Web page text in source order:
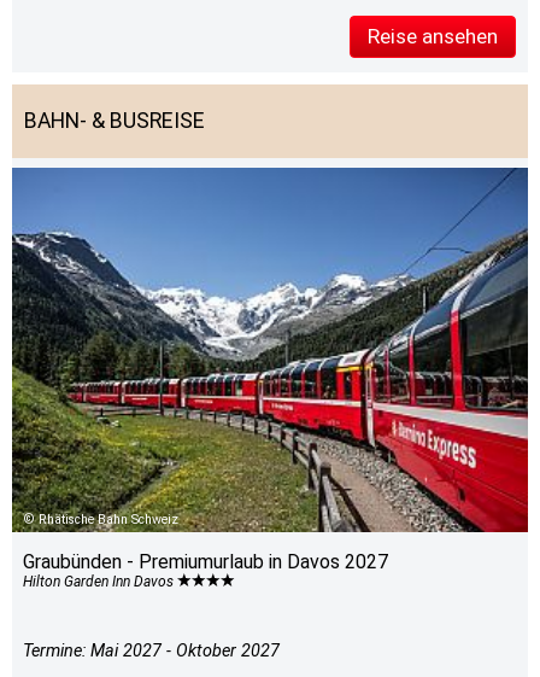
Reise ansehen
BAHN- & BUSREISE
Rhätische Bahn Schweiz
Graubünden - Premiumurlaub in Davos 2027
Hilton Garden Inn Davos
Termine: Mai 2027 - Oktober 2027